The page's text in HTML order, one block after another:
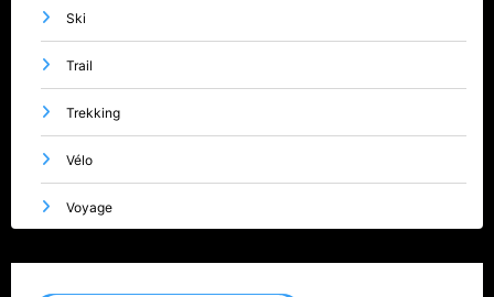
Ski
Trail
Trekking
Vélo
Voyage